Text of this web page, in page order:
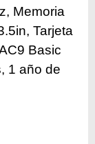
Memoria
Tarjeta
Basic
1 año de